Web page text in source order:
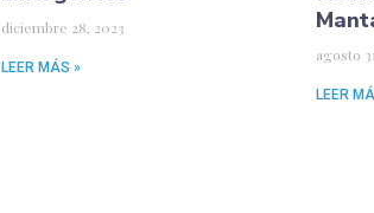
diciembre 28, 2023
LEER MÁS »
agosto
LEER